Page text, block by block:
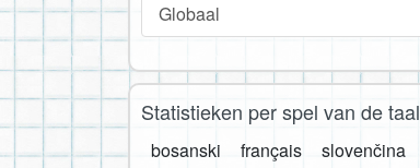
Globaal
Statistieken per spel van de taal
bosanski français
slovenčina